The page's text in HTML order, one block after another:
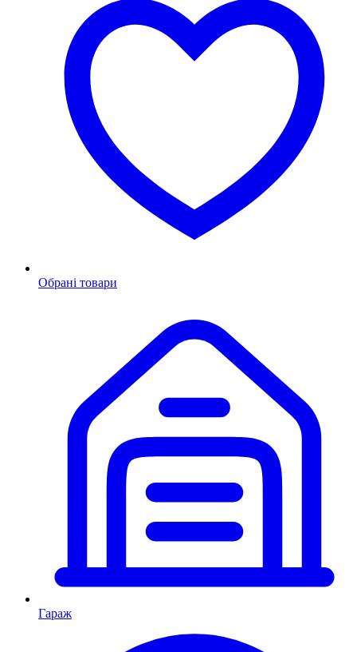
Обрані товари
Гараж